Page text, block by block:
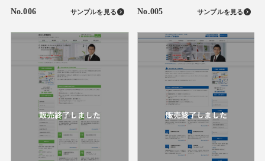
No.006 サンプルを見る No.005 サンプルを見る